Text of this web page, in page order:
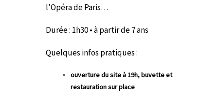
l’Opéra de Paris…
Durée : 1h30 • à partir de 7 ans
Quelques infos pratiques :
ouverture du site à 19h, buvette et
restauration sur place